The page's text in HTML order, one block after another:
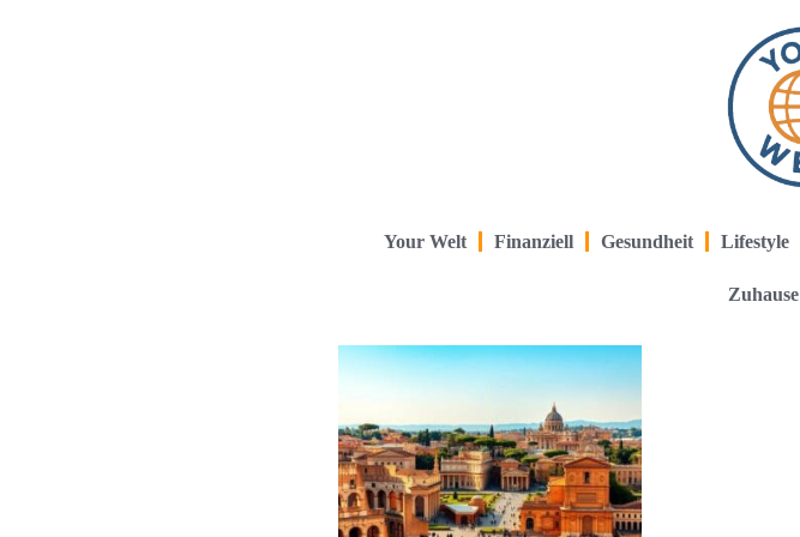
Your Welt Finanziell Gesundheit Lifestyle
Zuhause